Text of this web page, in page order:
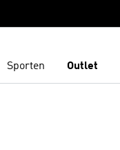
Sporten Outlet